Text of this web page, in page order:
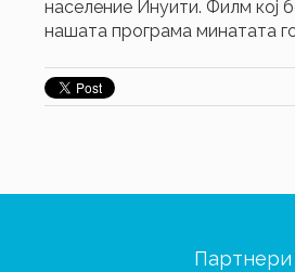
население Инуити. Филм кој
нашата програма минатата
Партнери